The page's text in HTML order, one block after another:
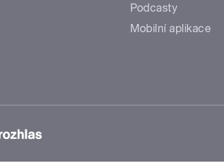
Podcasty
Mobilní aplikace